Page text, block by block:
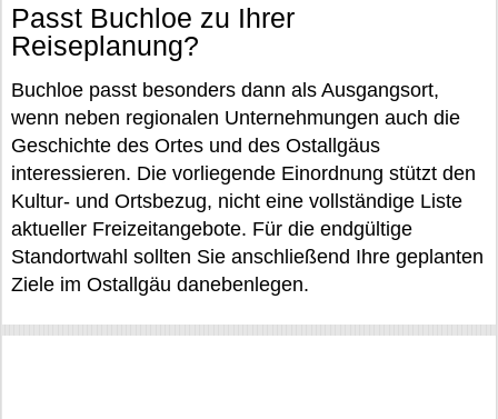
Passt Buchloe zu Ihrer
Reiseplanung?
Buchloe passt besonders dann als Ausgangsort,
wenn neben regionalen Unternehmungen auch die
Geschichte des Ortes und des Ostallgäus
interessieren. Die vorliegende Einordnung stützt den
Kultur- und Ortsbezug, nicht eine vollständige Liste
aktueller Freizeitangebote. Für die endgültige
Standortwahl sollten Sie anschließend Ihre geplanten
Ziele im Ostallgäu danebenlegen.